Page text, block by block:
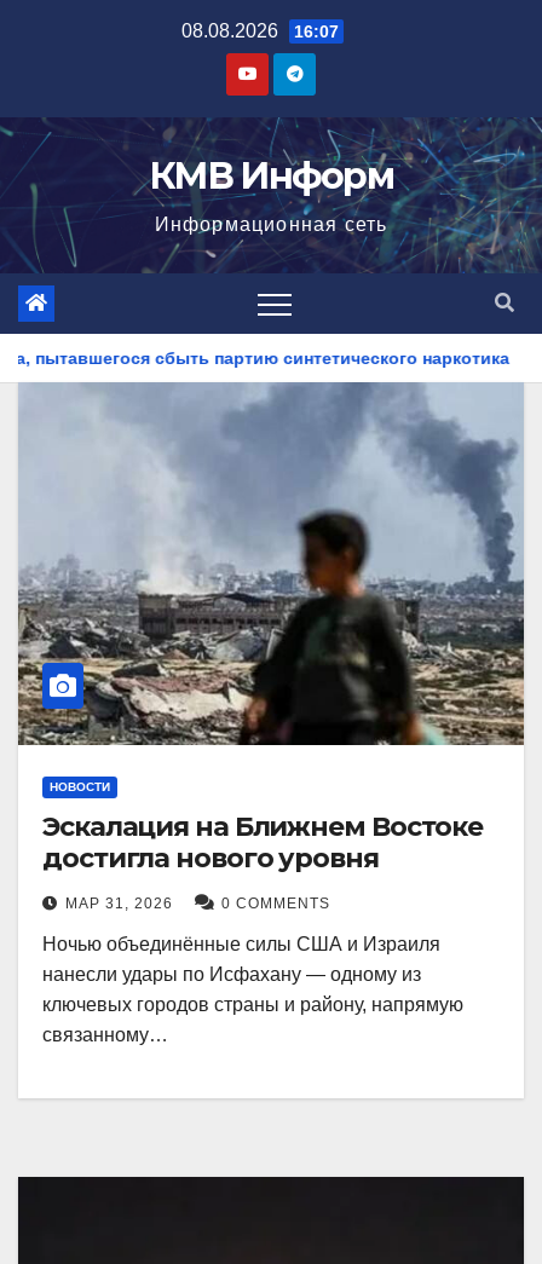
08.08.2026 16:07
КМВ Информ
Информационная сеть
синтетического наркотика На Ставрополье
НОВОСТИ
Эскалация на Ближнем Востоке
достигла нового уровня
МАР 31, 2026 0 COMMENTS
Ночью объединённые силы США и Израиля
нанесли удары по Исфахану — одному из
ключевых городов страны и району, напрямую
связанному…